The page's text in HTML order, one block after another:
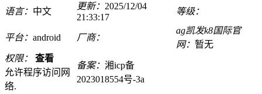
语言： 中文
更新： 2025/12/04
21:33:17
等级：
平台： android 厂商：
ag凯发k8国际官
网： 暂无
权限：
查看
允许程序访问网
络.
备案： 湘icp备
2023018554号-3a